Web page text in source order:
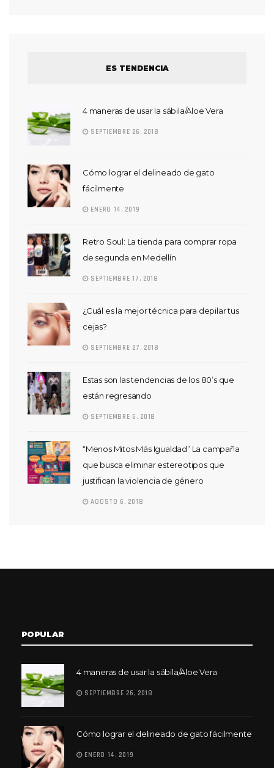
ES TENDENCIA
4 maneras de usar la sábila/Aloe Vera
SEPTIEMBRE 26, 2018
Cómo lograr el delineado de gato
fácilmente
ENERO 14, 2019
Retro Soul: La tienda para comprar ropa
de segunda en Medellín
SEPTIEMBRE 17, 2018
¿Cuál es la mejor técnica para depilar tus
cejas?
SEPTIEMBRE 27, 2018
Estas son las tendencias de los 80’s que
están regresando
SEPTIEMBRE 6, 2018
“Menos Mitos Más Igualdad” La campaña
que busca eliminar estereotipos que
justifican la violencia de género
AGOSTO 6, 2018
POPULAR
4 maneras de usar la sábila/Aloe Vera
SEPTIEMBRE 26, 2018
Cómo lograr el delineado de gato fácilmente
ENERO 14, 2019